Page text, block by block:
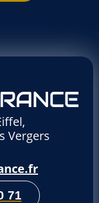
Vergers
71